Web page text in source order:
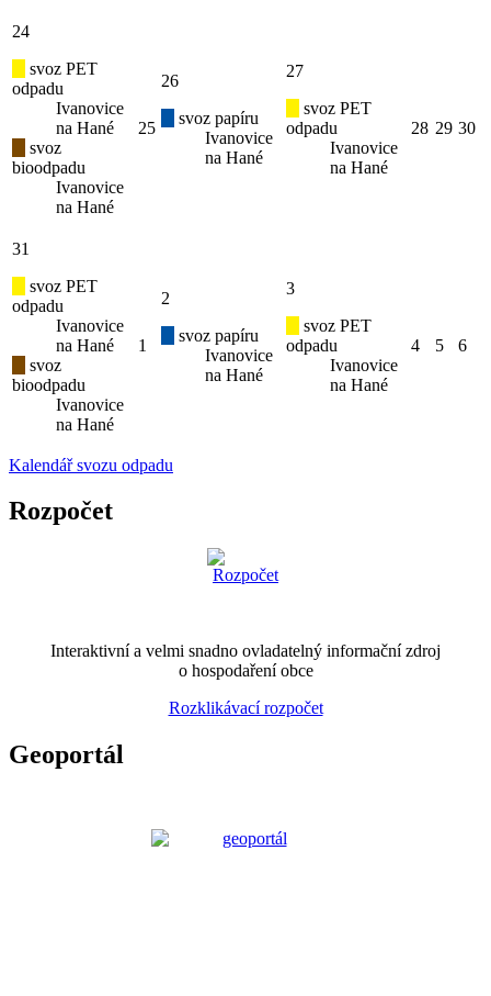
24
svoz PET
odpadu
Ivanovice
na Hané
svoz
bioodpadu
Ivanovice
na Hané
25
26
svoz papíru
Ivanovice
na Hané
27
svoz PET
odpadu
Ivanovice
na Hané
28 29 30
31
svoz PET
odpadu
Ivanovice
na Hané
svoz
bioodpadu
Ivanovice
na Hané
1
2
svoz papíru
Ivanovice
na Hané
3
svoz PET
odpadu
Ivanovice
na Hané
4 5 6
Kalendář svozu odpadu
Rozpočet
Interaktivní a velmi snadno ovladatelný informační zdroj
o hospodaření obce
Rozklikávací rozpočet
Geoportál